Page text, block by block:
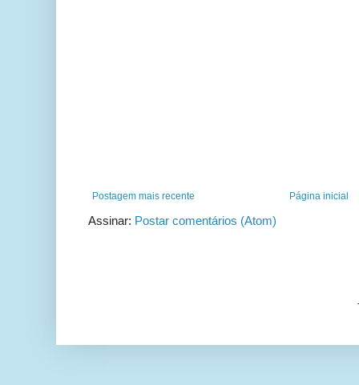
Postagem mais recente Página inicial
Assinar: Postar comentários (Atom)